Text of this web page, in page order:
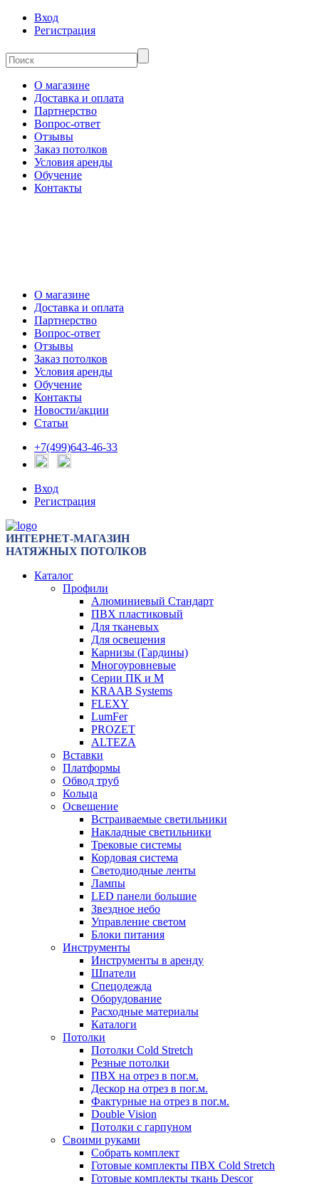
Вход
Регистрация
О магазине
Доставка и оплата
Партнерство
Вопрос-ответ
Отзывы
Заказ потолков
Условия аренды
Обучение
Контакты
О магазине
Доставка и оплата
Партнерство
Вопрос-ответ
Отзывы
Заказ потолков
Условия аренды
Обучение
Контакты
Новости/акции
Статьи
+7(499)643-46-33
Вход
Регистрация
ИНТЕРНЕТ-МАГАЗИН
НАТЯЖНЫХ ПОТОЛКОВ
Каталог
Профили
Алюминиевый Стандарт
ПВХ пластиковый
Для тканевых
Для освещения
Карнизы (Гардины)
Многоуровневые
Серии ПК и М
KRAAB Systems
FLEXY
LumFer
PROZET
ALTEZA
Вставки
Платформы
Обвод труб
Кольца
Освещение
Встраиваемые светильники
Накладные светильники
Трековые системы
Кордовая система
Светодиодные ленты
Лампы
LED панели большие
Звездное небо
Управление светом
Блоки питания
Инструменты
Инструменты в аренду
Шпатели
Спецодежда
Оборудование
Расходные материалы
Каталоги
Потолки
Потолки Cold Stretch
Резные потолки
ПВХ на отрез в пог.м.
Дескор на отрез в пог.м.
Фактурные на отрез в пог.м.
Double Vision
Потолки с гарпуном
Своими руками
Собрать комплект
Готовые комплекты ПВХ Cold Stretch
Готовые комплекты ткань Descor